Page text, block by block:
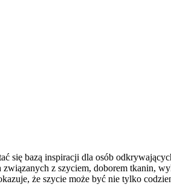
się bazą inspiracji dla osób
z szyciem, doborem tkanin,
że szycie może być nie tylko